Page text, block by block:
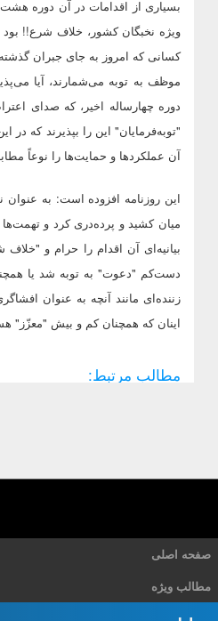
بسیاری از اقدامات در آن دوره
ویژه نخبگان کشور، خلاف شرع!!
کسانی که امروز به جای جبران
موظف به توبه می‌شمارند، آیا
دوره چهارساله اخیر، که صدای
"توبه‌فرمایان" این را بپذیرند که
آن عملکردها و حمایت‌ها را نوعاً
میان کشید و پرده‌دری کرد و
بیانیه‌ای آن اقدام را حرام و
دست‌کم "دعوت" به توبه شد یا
زننده‌ای مانند آنچه به عنوان
اینان که همچنان کم و بیش "معزّز"
مطالب مرتبط:
صفحه اصلی
مطالب ویژه